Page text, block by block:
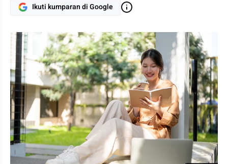
Ikuti kumparan di Google